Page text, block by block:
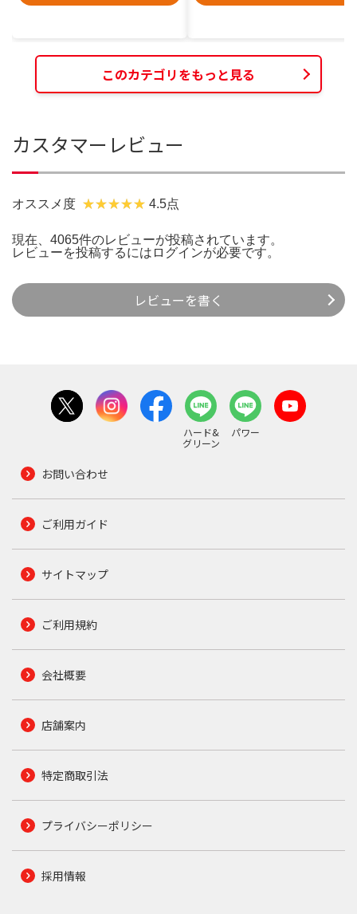
このカテゴリをもっと見る
カスタマーレビュー
オススメ度 4.5点
現在、4065件のレビューが投稿されています。
レビューを投稿するには ログインが必要です。
レビューを書く
ハード&
グリーン
パワー
お問い合わせ
ご利用ガイド
サイトマップ
ご利用規約
会社概要
店舗案内
特定商取引法
プライバシーポリシー
採用情報